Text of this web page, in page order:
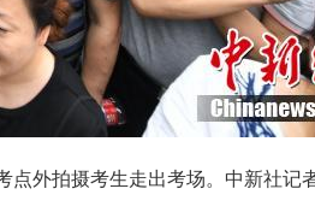
外拍摄考生走出考场。中新社记